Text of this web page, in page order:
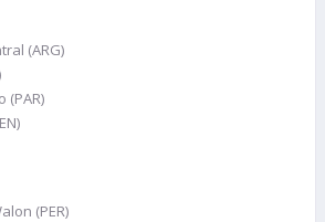
(ARG)
(PAR)
(PER)